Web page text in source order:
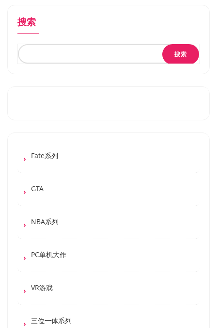
搜索
搜索
Fate系列
GTA
NBA系列
PC单机大作
VR游戏
三位一体系列